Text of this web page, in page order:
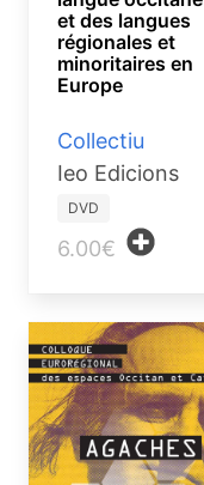
et des langues
régionales et
minoritaires en
Europe
Collectiu
Ieo Edicions
DVD
6.00€